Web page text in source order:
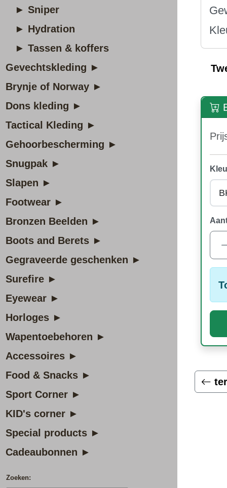
► Sniper
► Hydration
► Tassen & koffers
Gevechtskleding ►
Brynje of Norway ►
Dons kleding ►
Tactical Kleding ►
Gehoorbescherming ►
Snugpak ►
Slapen ►
Footwear ►
Bronzen Beelden ►
Boots and Berets ►
Gegraveerde geschenken ►
Surefire ►
Eyewear ►
Horloges ►
Wapentoebehoren ►
Accessoires ►
Food & Snacks ►
Sport Corner ►
KID's corner ►
Special products ►
Cadeaubonnen ►
Zoeken: